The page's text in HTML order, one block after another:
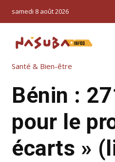
samedi 8 août 2026
Santé & Bien-être
Bénin :
pour le
écarts »